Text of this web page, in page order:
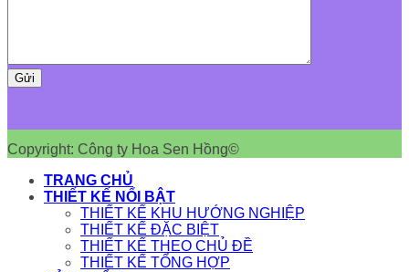
Copyright: Công ty Hoa Sen Hồng©
TRANG CHỦ
THIẾT KẾ NỔI BẬT
THIẾT KẾ KHU HƯỚNG NGHIỆP
THIẾT KẾ ĐẶC BIỆT
THIẾT KẾ THEO CHỦ ĐỀ
THIẾT KẾ TỔNG HỢP